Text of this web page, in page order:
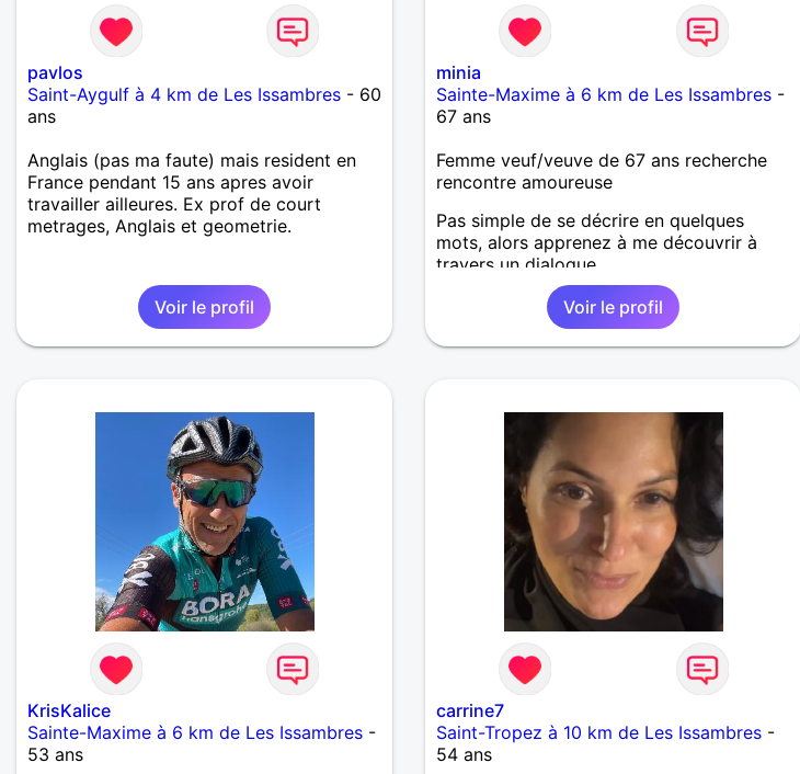
pavlos
Saint-Aygulf à 4 km de Les Issambres - 60
ans
Anglais (pas ma faute) mais resident en
France pendant 15 ans apres avoir
travailler ailleures. Ex prof de court
metrages, Anglais et geometrie.
Voir le profil
minia
Sainte-Maxime à 6 km de Les Issambres -
67 ans
Femme veuf/veuve de 67 ans recherche
rencontre amoureuse
Pas simple de se décrire en quelques
mots, alors apprenez à me découvrir à
travers un dialogue.
Voir le profil
KrisKalice
Sainte-Maxime à 6 km de Les Issambres -
53 ans
carrine7
Saint-Tropez à 10 km de Les Issambres -
54 ans